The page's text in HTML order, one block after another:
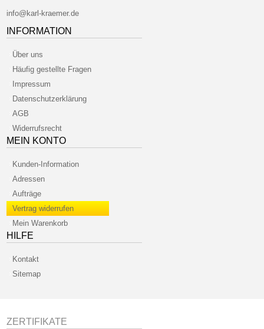
info@karl-kraemer.de
INFORMATION
Über uns
Häufig gestellte Fragen
Impressum
Datenschutzerklärung
AGB
Widerrufsrecht
MEIN KONTO
Kunden-Information
Adressen
Aufträge
Vertrag widerrufen
Mein Warenkorb
HILFE
Kontakt
Sitemap
ZERTIFIKATE